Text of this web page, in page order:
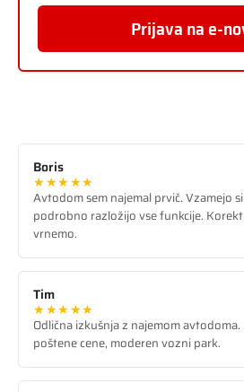
Prijava na e-
Boris
★★★★★
Avtodom sem najemal prvič. Vzamejo
podrobno razložijo vse funkcije.
vrnemo.
Tim
★★★★★
Odlična izkušnja z najemom
poštene cene, moderen vozni park.